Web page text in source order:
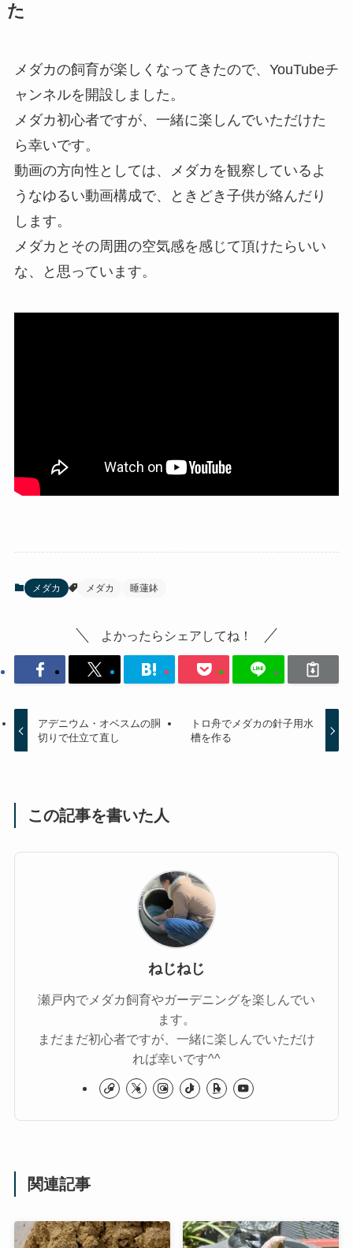
た
メダカの飼育が楽しくなってきたので、YouTubeチ
ャンネルを開設しました。
メダカ初心者ですが、一緒に楽しんでいただけた
ら幸いです。
動画の方向性としては、メダカを観察しているよ
うなゆるい動画構成で、ときどき子供が絡んだり
します。
メダカとその周囲の空気感を感じて頂けたらいい
な、と思っています。
メダカ メダカ 睡蓮鉢
よかったらシェアしてね！
アデニウム・オベスムの胴
切りで仕立て直し
トロ舟でメダカの針子用水
槽を作る
この記事を書いた人
ねじねじ
瀬戸内でメダカ飼育やガーデニングを楽しんでい
ます。
まだまだ初心者ですが、一緒に楽しんでいただけ
れば幸いです^^
関連記事